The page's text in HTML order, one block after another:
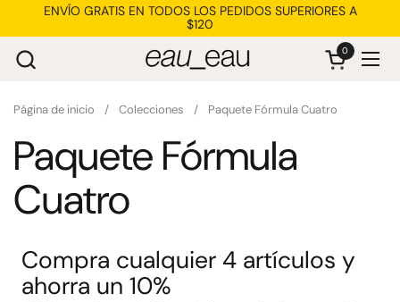
Ir al contenido
ENVÍO GRATIS EN TODOS LOS PEDIDOS SUPERIORES A
$120
Abrir
0
Página de inicio / Colecciones / Paquete Fórmula Cuatro
Paquete Fórmula
Cuatro
Compra cualquier 4 artículos y
ahorra un 10%